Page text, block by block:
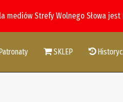
mediów Strefy Wolnego Słowa
SKLEP